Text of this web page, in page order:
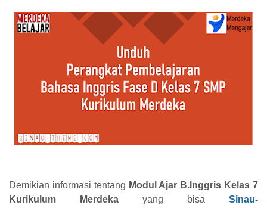
Demikian informasi tentang Modul Ajar B.Inggris Kelas 7
Kurikulum Merdeka yang bisa Sinau-